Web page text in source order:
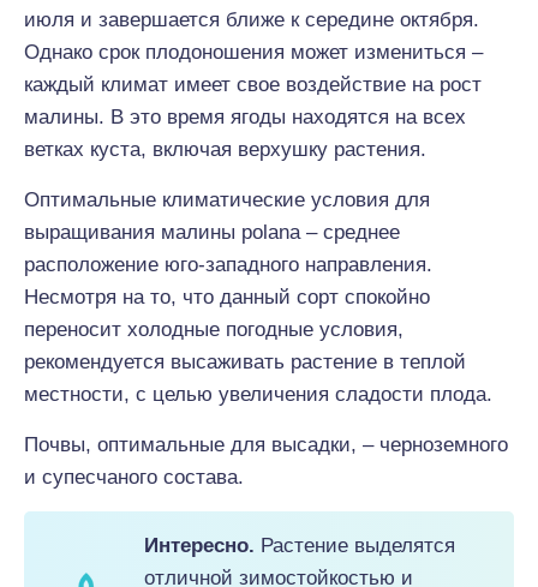
июля и завершается ближе к середине октября.
Однако срок плодоношения может измениться –
каждый климат имеет свое воздействие на рост
малины. В это время ягоды находятся на всех
ветках куста, включая верхушку растения.
Оптимальные климатические условия для
выращивания малины polana – среднее
расположение юго-западного направления.
Несмотря на то, что данный cорт спокойно
переносит холодные погодные условия,
рекомендуется высаживать растение в теплой
местности, с целью увеличения сладости плода.
Почвы, оптимальные для высадки, – черноземного
и супесчаного состава.
Интересно. Растение выделятся
отличной зимостойкостью и